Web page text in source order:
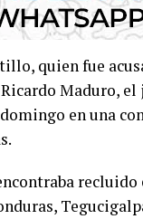
quien fue
Maduro,
en una